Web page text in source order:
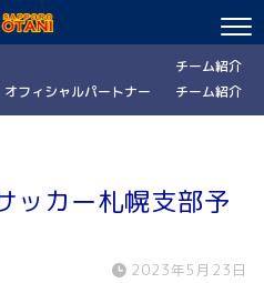
オフィシャルパートナー
チーム紹介
チーム紹介
ッカー札幌支部予
2023年5月23日